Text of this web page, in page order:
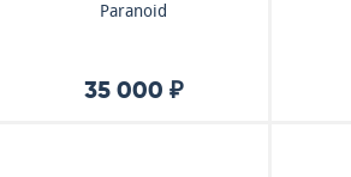
Paranoid
35 000 ₽